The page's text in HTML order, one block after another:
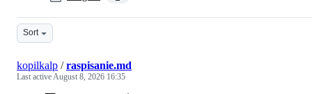
Sort
kopilkalp /raspisanie.md
Last activeAugust 8, 2026 16:35